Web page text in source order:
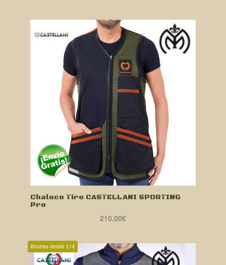
Chaleco Tiro CASTELLANI SPORTING
Pro
210,00€
Ahorras desde 21€